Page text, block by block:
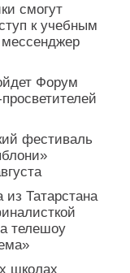
смогут
к учебным
Форум
фестиваль
из Татарстана
телешоу
школах